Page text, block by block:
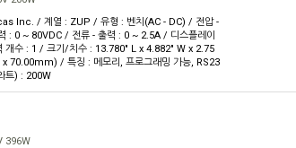
Inc. / 계열 : ZUP / 유형 : 벤치(AC - DC) / 전압 -
: 0 ~ 80VDC / 전류 - 출력 : 0 ~ 2.5A / 디스플레이
개수 : 1 / 크기/치수 : 13.780" L x 4.882" W x 2.75
/ 특징 : 메모리, 프로그래밍 가능, RS23
트) : 200W
396W